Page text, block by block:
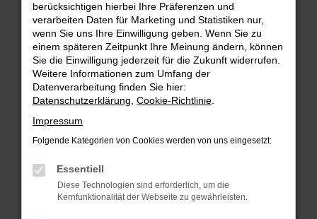
Fehler: Network Error
Beim Laden ist ein Fehler aufgetreten.
Hier sind ein paar Tipps, die dir helfen können:
Überprüfe deine Firewall und deine
Internetverbindung.
Suchmaschine?
Manche Erweiterungen, wie Werbeblocker,
können das Laden bestimmter Seiten
verhindern. Funktioniert die Seite in einem
berücksichtigen hierbei Ihre Präferenzen und
verarbeiten Daten für Marketing und Statistiken nur,
wenn Sie uns Ihre Einwilligung geben. Wenn Sie zu
einem späteren Zeitpunkt Ihre Meinung ändern, können
Sie die Einwilligung jederzeit für die Zukunft widerrufen.
Weitere Informationen zum Umfang der
Datenverarbeitung finden Sie hier:
Datenschutzerklärung Cookie-Richtlinie
Impressum
Folgende Kategorien von Cookies werden von uns eingesetzt:
Essentiell
Diese Technologien sind erforderlich, um die
Kernfunktionalität der Webseite zu gewährleisten.